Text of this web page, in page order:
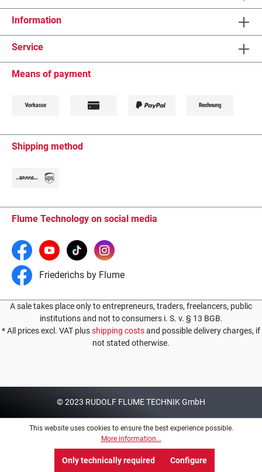
Information
Service
Means of payment
Shipping method
Flume Technology on social media
Friederichs by Flume
A sale takes place only to entrepreneurs, traders, freelancers, public
institutions and not to consumers i. S. v. § 13 BGB.
* All prices excl. VAT plusshipping costsand possible delivery charges, if
not stated otherwise.
© 2023 RUDOLF FLUME TECHNIK GmbH
This website uses cookies to ensure the best experience possible.
More information...
Only technically required Configure